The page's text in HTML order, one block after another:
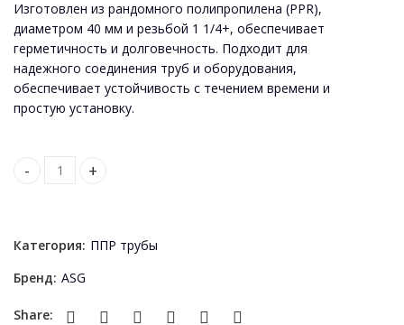
Изготовлен из рандомного полипропилена (PPR),
диаметром 40 мм и резьбой 1 1/4+, обеспечивает
герметичность и долговечность. Подходит для
надежного соединения труб и оборудования,
обеспечивает устойчивость с течением времени и
простую установку.
Reductie PPR p/m M 40x1 1/4 + quantity
Категория: ППР трубы
Бренд: ASG
Share: